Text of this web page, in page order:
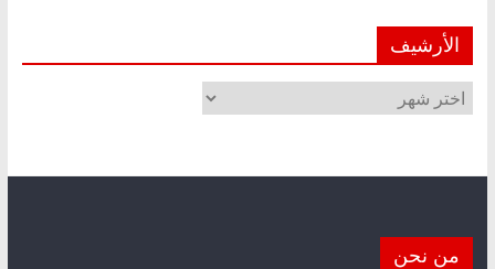
الأرشيف
الأرشيف
من نحن